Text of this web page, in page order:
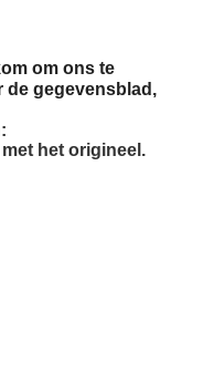
om ons te
de gegevensblad,
het origineel.